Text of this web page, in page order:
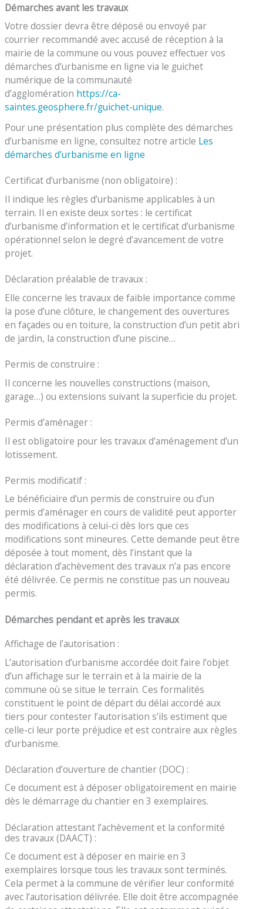
Démarches avant les travaux
Votre dossier devra être déposé ou envoyé par
courrier recommandé avec accusé de réception à la
mairie de la commune ou vous pouvez effectuer vos
démarches d’urbanisme en ligne via le guichet
numérique de la communauté
d’agglomération https://ca-
saintes.geosphere.fr/guichet-unique.
Pour une présentation plus complète des démarches
d’urbanisme en ligne, consultez notre article Les
démarches d’urbanisme en ligne
Certificat d’urbanisme (non obligatoire) :
Il indique les règles d’urbanisme applicables à un
terrain. Il en existe deux sortes : le certificat
d’urbanisme d’information et le certificat d’urbanisme
opérationnel selon le degré d’avancement de votre
projet.
Déclaration préalable de travaux :
Elle concerne les travaux de faible importance comme
la pose d’une clôture, le changement des ouvertures
en façades ou en toiture, la construction d’un petit abri
de jardin, la construction d’une piscine…
Permis de construire :
Il concerne les nouvelles constructions (maison,
garage…) ou extensions suivant la superficie du projet.
Permis d’aménager :
Il est obligatoire pour les travaux d’aménagement d’un
lotissement.
Permis modificatif :
Le bénéficiaire d’un permis de construire ou d’un
permis d’aménager en cours de validité peut apporter
des modifications à celui-ci dès lors que ces
modifications sont mineures. Cette demande peut être
déposée à tout moment, dès l’instant que la
déclaration d’achèvement des travaux n’a pas encore
été délivrée. Ce permis ne constitue pas un nouveau
permis.
Démarches pendant et après les travaux
Affichage de l’autorisation :
L’autorisation d’urbanisme accordée doit faire l’objet
d’un affichage sur le terrain et à la mairie de la
commune où se situe le terrain. Ces formalités
constituent le point de départ du délai accordé aux
tiers pour contester l’autorisation s’ils estiment que
celle-ci leur porte préjudice et est contraire aux règles
d’urbanisme.
Déclaration d’ouverture de chantier (DOC) :
Ce document est à déposer obligatoirement en mairie
dès le démarrage du chantier en 3 exemplaires.
Déclaration attestant l’achèvement et la conformité
des travaux (DAACT) :
Ce document est à déposer en mairie en 3
exemplaires lorsque tous les travaux sont terminés.
Cela permet à la commune de vérifier leur conformité
avec l’autorisation délivrée. Elle doit être accompagnée